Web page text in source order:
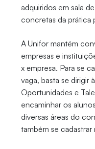
adquiridos em sala
concretas da prática
A Unifor mantém
empresas e
x empresa. Para se
vaga, basta se dirigir
Oportunidades e
encaminhar os
diversas áreas do
também se cadastrar